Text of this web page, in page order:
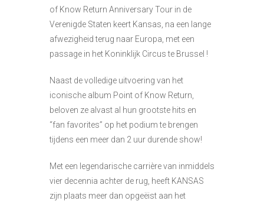
of Know Return Anniversary Tour in de
Verenigde Staten keert Kansas, na een lange
afwezigheid terug naar Europa, met een
passage in het Koninklijk Circus te Brussel !
Naast de volledige uitvoering van het
iconische album Point of Know Return,
beloven ze alvast al hun grootste hits en
“fan favorites” op het podium te brengen
tijdens een meer dan 2 uur durende show!
Met een legendarische carrière van inmiddels
vier decennia achter de rug, heeft KANSAS
zijn plaats meer dan opgeëist aan het